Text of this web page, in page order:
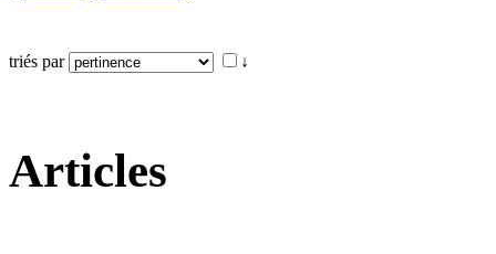
triés par ↓
Articles